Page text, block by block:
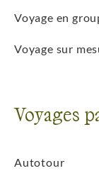
Voyage en
Voyage sur
Voyages
Autotour